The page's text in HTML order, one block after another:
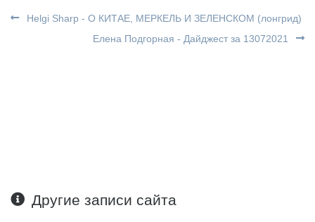
Helgi Sharp - О КИТАЕ, МЕРКЕЛЬ И ЗЕЛЕНСКОМ (лонгрид)
Елена Подгорная - Дайджест за 13072021
Другие записи сайта